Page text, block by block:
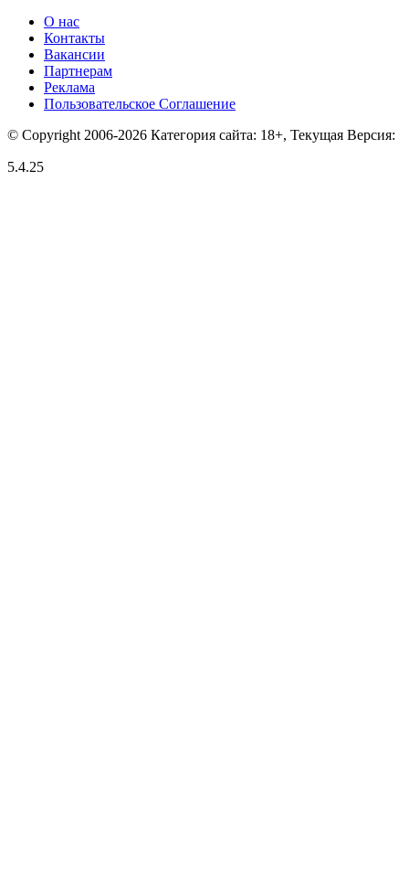
О нас
Контакты
Вакансии
Партнерам
Реклама
Пользовательское Соглашение
© Copyright 2006-2026 Категория сайта: 18+, Текущая Версия:
5.4.25